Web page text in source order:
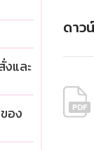
และ
อง
ดาว